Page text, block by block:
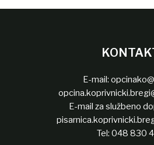
E-mail:
E-mail za službeno
Tel: 048 830